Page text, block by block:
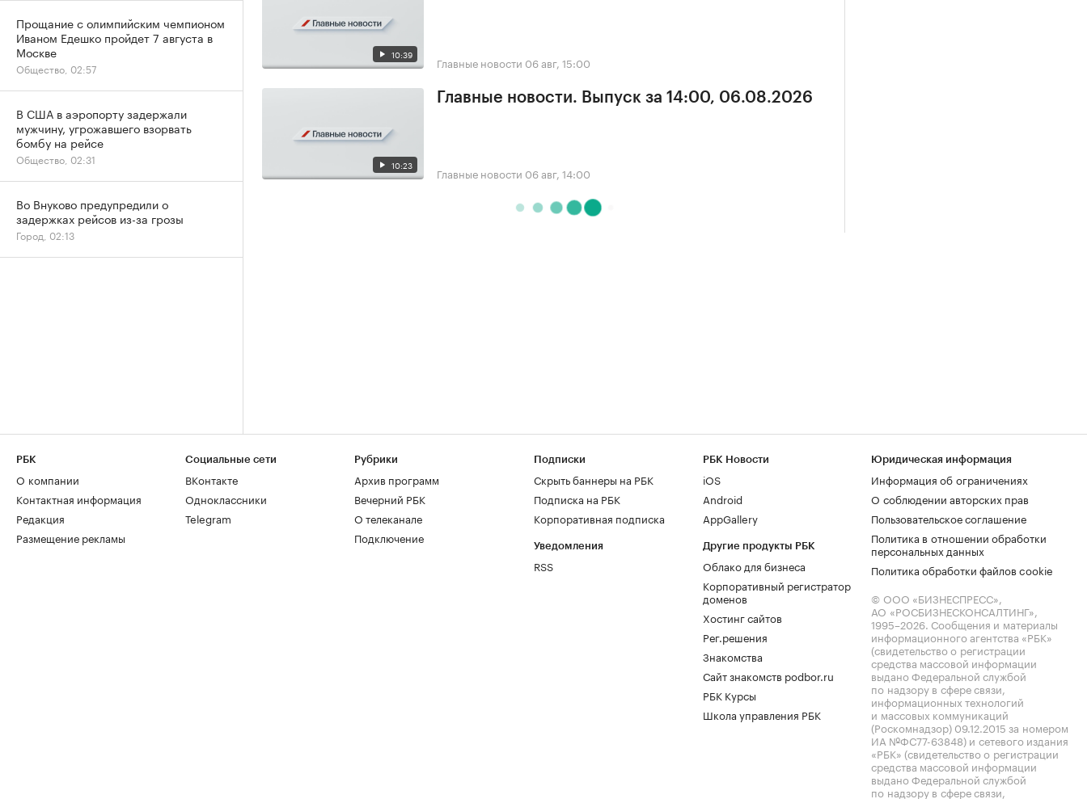
10:39 Главные новости 06 авг, 15:00
10:23
Главные новости. Выпуск за 14:00, 06.08.2026
Главные новости 06 авг, 14:00
Прощание с олимпийским чемпионом
Иваном Едешко пройдет 7 августа в
Москве
Общество, 02:57
В США в аэропорту задержали
мужчину, угрожавшего взорвать
бомбу на рейсе
Общество, 02:31
Во Внуково предупредили о
задержках рейсов из-за грозы
Город, 02:13
РБК
О компании
Контактная информация
Редакция
Размещение рекламы
Социальные сети
ВКонтакте
Одноклассники
Telegram
Рубрики
Архив программ
Вечерний РБК
О телеканале
Подключение
Подписки
Скрыть баннеры на РБК
Подписка на РБК
Корпоративная подписка
Уведомления
RSS
РБК Новости
iOS
Android
AppGallery
Другие продукты РБК
Облако для бизнеса
Корпоративный регистратор
доменов
Хостинг сайтов
Рег.решения
Знакомства
Сайт знакомств podbor.ru
РБК Курсы
Школа управления РБК
Юридическая информация
Информация об ограничениях
О соблюдении авторских прав
Пользовательское соглашение
Политика в отношении обработки
персональных данных
Политика обработки файлов cookie
© ООО «БИЗНЕСПРЕСС»,
АО «РОСБИЗНЕСКОНСАЛТИНГ»,
1995–2026. Сообщения и материалы
информационного агентства «РБК»
(свидетельство о регистрации
средства массовой информации
выдано Федеральной службой
по надзору в сфере связи,
информационных технологий
и массовых коммуникаций
(Роскомнадзор) 09.12.2015 за номером
ИА №ФС77-63848) и сетевого издания
«РБК» (свидетельство о регистрации
средства массовой информации
выдано Федеральной службой
по надзору в сфере связи,